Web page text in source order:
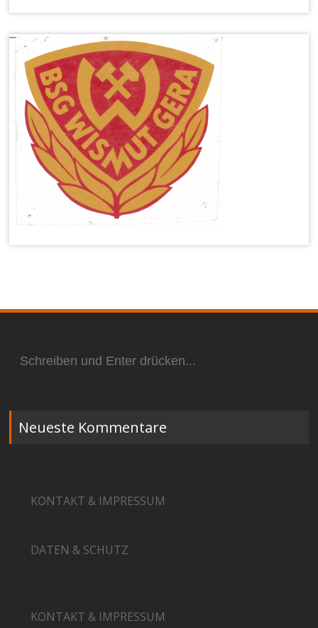
nach:
Neueste Kommentare
KONTAKT & IMPRESSUM
DATEN & SCHUTZ
KONTAKT & IMPRESSUM